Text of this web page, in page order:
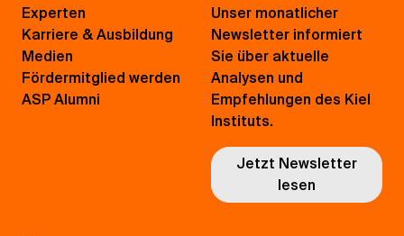
Experten
Karriere & Ausbildung
Medien
Fördermitglied werden
ASP Alumni
Unser monatlicher
Newsletter informiert
Sie über aktuelle
Analysen und
Empfehlungen des Kiel
Instituts.
Jetzt Newsletter
lesen